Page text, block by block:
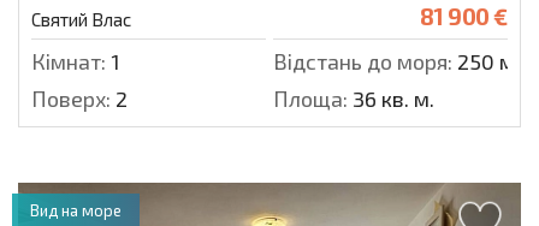
Святий Влас 81 900 €
Кімнат: 1 Відстань до моря: 250 м.
Поверх: 2 Площа: 36 кв. м.
Вид на море